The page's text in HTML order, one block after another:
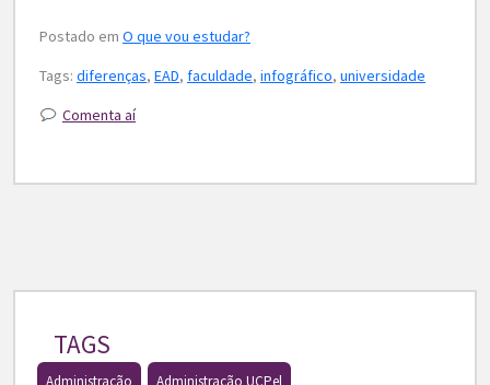
Postado em O que vou estudar?
Tags: diferenças, EAD, faculdade, infográfico, universidade
Comenta aí
TAGS
Administração Administração UCPel